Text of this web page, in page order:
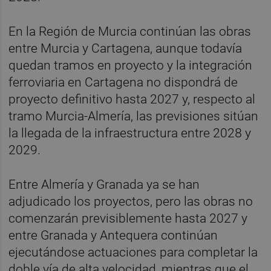
En la Región de Murcia continúan las obras
entre Murcia y Cartagena, aunque todavía
quedan tramos en proyecto y la integración
ferroviaria en Cartagena no dispondrá de
proyecto definitivo hasta 2027 y, respecto al
tramo Murcia-Almería, las previsiones sitúan
la llegada de la infraestructura entre 2028 y
2029.
Entre Almería y Granada ya se han
adjudicado los proyectos, pero las obras no
comenzarán previsiblemente hasta 2027 y
entre Granada y Antequera continúan
ejecutándose actuaciones para completar la